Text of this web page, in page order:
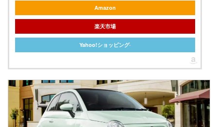
Amazon
楽天市場
Yahoo!ショッピング